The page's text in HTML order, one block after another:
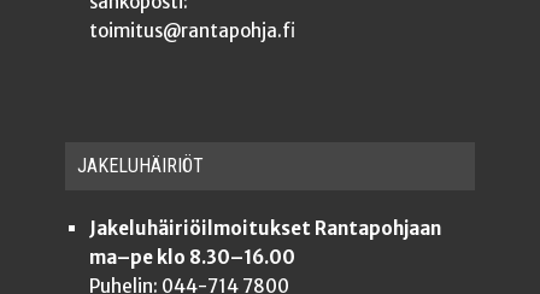
toimitus@rantapohja.fi
JAKE­LU­HÄI­RIÖT
Jakeluhäiriöilmoitukset Rantapohjaan
ma–pe klo 8.30–16.00
Puhelin: 044-714 7800